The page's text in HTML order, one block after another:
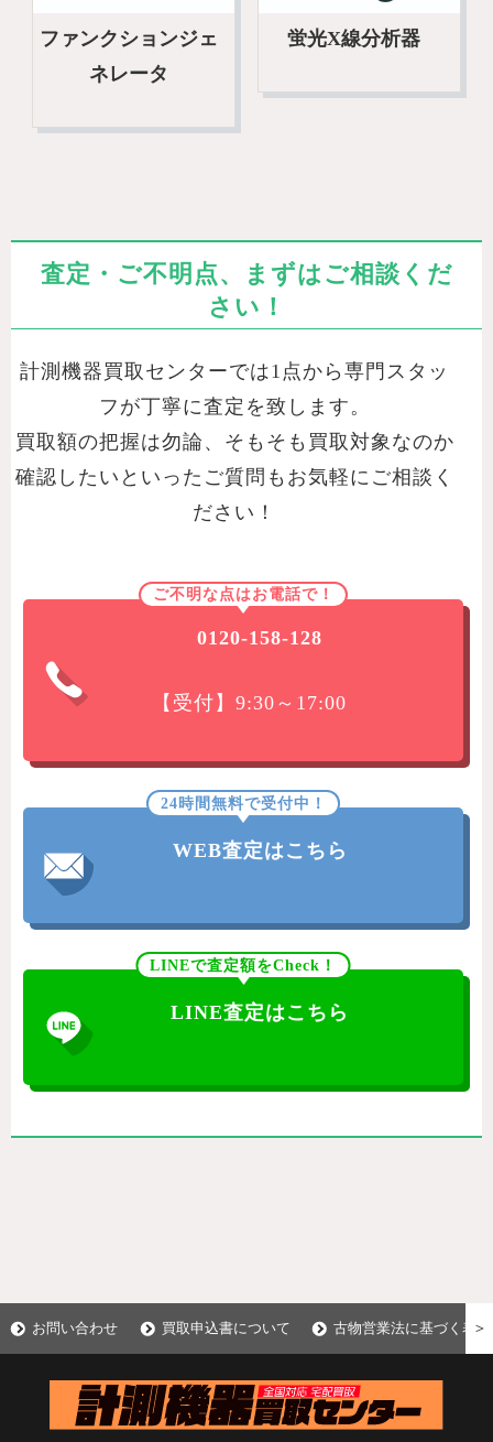
ファンクションジェ
ネレータ
蛍光X線分析器
査定・ご不明点、まずはご相談くだ
さい！
計測機器買取センターでは1点から専門スタッ
フが丁寧に査定を致します。
買取額の把握は勿論、そもそも買取対象なのか
確認したいといったご質問もお気軽にご相談く
ださい！
ご不明な点はお電話で！
0120-158-128
【受付】9:30～17:00
24時間無料で受付中！
WEB査定はこちら
LINEで査定額をCheck！
LINE査定はこちら
お問い合わせ 買取申込書について 古物営業法に基づく表示
＞